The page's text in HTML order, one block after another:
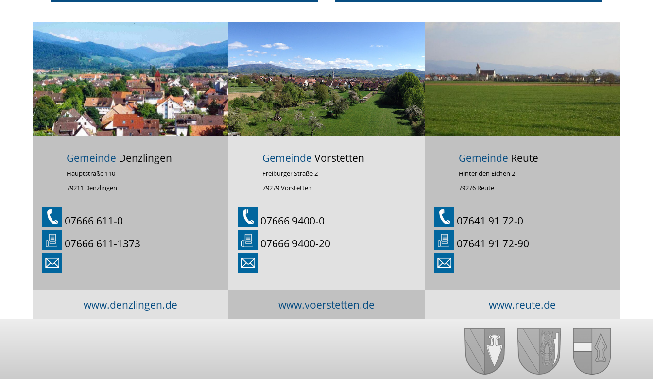
Gemeinde Denzlingen
Hauptstraße 110
79211 Denzlingen
07666 611-0
07666 611-1373
www.denzlingen.de
Gemeinde Vörstetten
Freiburger Straße 2
79279 Vörstetten
07666 9400-0
07666 9400-20
www.voerstetten.de
Gemeinde Reute
Hinter den Eichen 2
79276 Reute
07641 91 72-0
07641 91 72-90
www.reute.de